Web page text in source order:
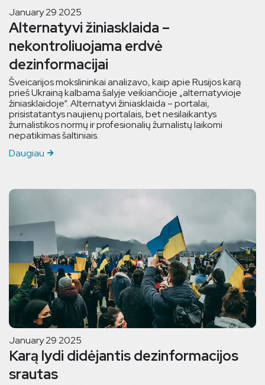
January 29 2025
Alternatyvi žiniasklaida –
nekontroliuojama erdvė
dezinformacijai
Šveicarijos mokslininkai analizavo, kaip apie Rusijos karą
prieš Ukrainą kalbama šalyje veikiančioje „alternatyvioje
žiniasklaidoje“. Alternatyvi žiniasklaida – portalai,
prisistatantys naujienų portalais, bet nesilaikantys
žurnalistikos normų ir profesionalių žurnalistų laikomi
nepatikimas šaltiniais.
Daugiau
January 29 2025
Karą lydi didėjantis dezinformacijos
srautas